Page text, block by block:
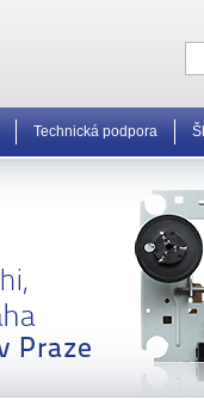
Technická podpora